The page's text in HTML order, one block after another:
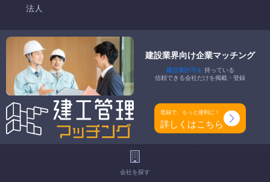
法人
許可番号
滋賀県知事許可 第042437号
特定建設業
-
一般建設業
建築一式工事業
建設業界向け企業マッチング
建設業許可を 持っている
信頼できる会社だけを掲載・登録
登録で、もっと便利に！
詳しくはこちら
会社を探す